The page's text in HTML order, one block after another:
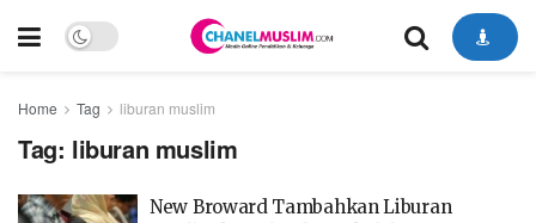
Home Tag liburan muslim
Tag: liburan muslim
New Broward Tambahkan Liburan